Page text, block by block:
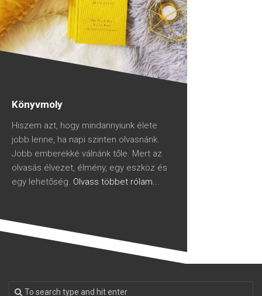
Könyvmoly
Hiszem azt, hogy mindannyiunk élete
jobb lenne, ha napi szinten olvasnánk.
Jobb emberekké válnánk tőle. Mert az
olvasás élvezet, élmény, egy eszköz és
egy lehetőség. Olvass többet rólam...